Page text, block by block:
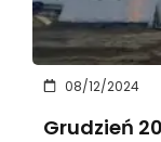
08/12/2024
Grudzień